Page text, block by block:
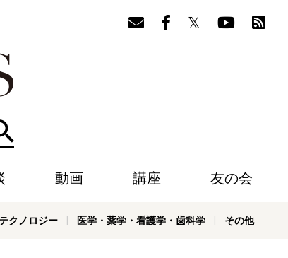
索
動画 講座 友の会
クノロジー 医学・薬学・看護学・歯科学 その他